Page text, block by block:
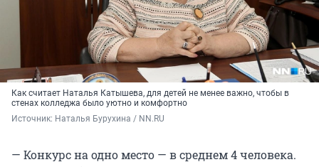
Как считает Наталья Катышева, для детей не менее важно, чтобы в
стенах колледжа было уютно и комфортно
Источник: Наталья Бурухина / NN.RU
— Конкурс на одно место — в среднем 4 человека.